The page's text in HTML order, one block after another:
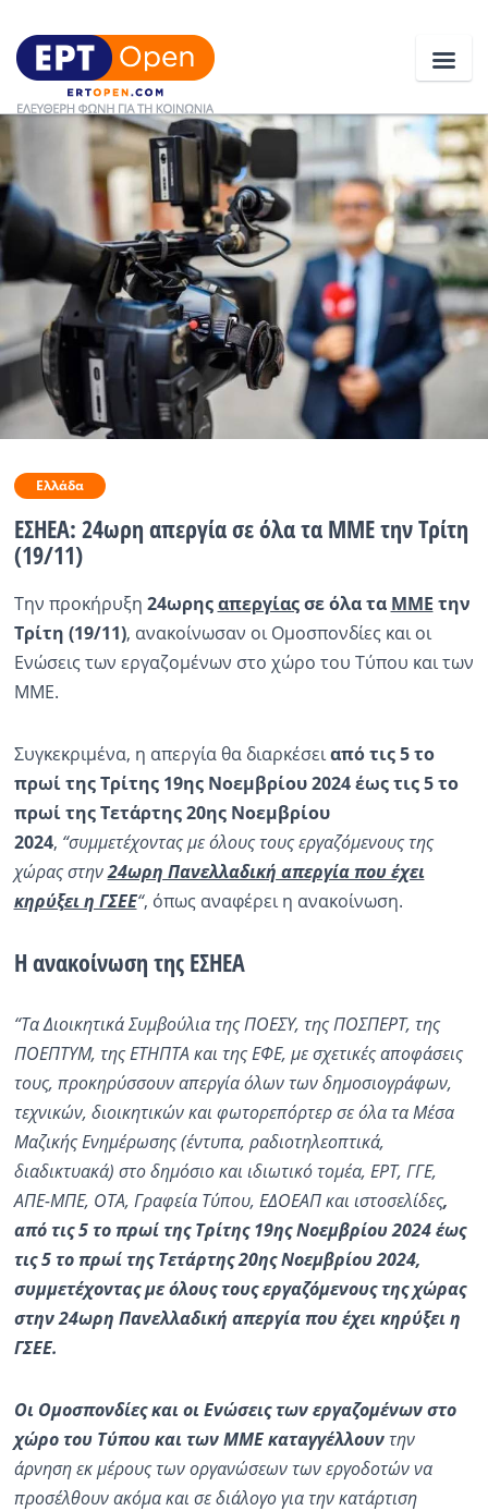
Ειδήσεις
Ελλάδα
Κοινωνία
Πολιτική
Οικονομία
Αθλητικά
Ραδιόφωνο LIVE
Εκπομπές
Πολιτισμός
Ελλάδα
ΕΣΗΕΑ: 24ωρη απεργία σε όλα τα ΜΜΕ την Τρίτη
(19/11)
Την προκήρυξη 24ωρηςαπεργίαςσε όλα τα ΜΜΕ την
Τρίτη (19/11), ανακοίνωσαν οι Ομοσπονδίες και οι
Ενώσεις των εργαζομένων στο χώρο του Τύπου και των
ΜΜΕ.
Συγκεκριμένα, η απεργία θα διαρκέσειαπό τις 5 το
πρωί της Τρίτης 19ης Νοεμβρίου 2024 έως τις 5 το
πρωί της Τετάρτης 20ης Νοεμβρίου
2024, “συμμετέχοντας με όλους τους εργαζόμενους της
χώρας στην24ωρη Πανελλαδική απεργία που έχει
κηρύξει η ΓΣΕΕ“, όπως αναφέρει η ανακοίνωση.
Η ανακοίνωση της ΕΣΗΕΑ
“Τα Διοικητικά Συμβούλια της ΠΟΕΣΥ, της ΠΟΣΠΕΡΤ, της
ΠΟΕΠΤΥΜ, της ΕΤΗΠΤΑ και της ΕΦΕ, με σχετικές αποφάσεις
τους, προκηρύσσουν απεργία όλων των δημοσιογράφων,
τεχνικών, διοικητικών και φωτορεπόρτερ σε όλα τα Μέσα
Μαζικής Ενημέρωσης (έντυπα, ραδιοτηλεοπτικά,
διαδικτυακά) στο δημόσιο και ιδιωτικό τομέα, ΕΡΤ, ΓΓΕ,
ΑΠΕ-ΜΠΕ, ΟΤΑ, Γραφεία Τύπου, ΕΔΟΕΑΠ και ιστοσελίδες,
από τις 5 το πρωί της Τρίτης 19ης Νοεμβρίου 2024 έως
τις 5 το πρωί της Τετάρτης 20ης Νοεμβρίου 2024,
συμμετέχοντας με όλους τους εργαζόμενους της χώρας
στην 24ωρη Πανελλαδική απεργία που έχει κηρύξει η
ΓΣΕΕ.
Οι Ομοσπονδίες και οι Ενώσεις των εργαζομένων στο
χώρο του Τύπου και των ΜΜΕ καταγγέλλουντην
άρνηση εκ μέρους των οργανώσεων των εργοδοτών να
προσέλθουν ακόμα και σε διάλογο για την κατάρτιση